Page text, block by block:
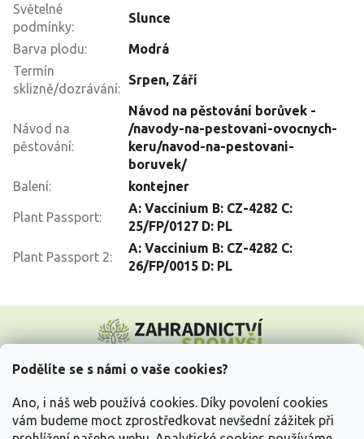
Podělíte se s námi o vaše cookies?
Ano, i náš web používá cookies. Díky povolení cookies
vám budeme moct zprostředkovat nevšední zážitek při
Světelné
podmínky:
Slunce
Barva plodu:
Modrá
Termín
sklizně/dozrávání:
Srpen, Září
Návod na
pěstování:
Návod na pěstování borůvek -
/navody-na-pestovani-ovocnych-
keru/navod-na-pestovani-
boruvek/
Balení: kontejner
Plant Passport:
A: Vaccinium B: CZ-4282 C:
25/FP/0127 D: PL
Plant Passport 2:
A: Vaccinium B: CZ-4282 C:
26/FP/0015 D: PL
p
Vše o nákupu